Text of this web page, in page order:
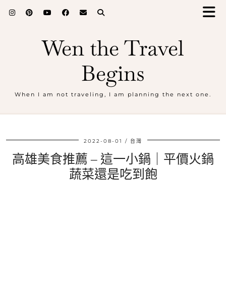
Wen the Travel
Begins
When I am not traveling, I am planning the next one.
2022-08-01 台灣
高雄美食推薦 – 這一小鍋｜平價火鍋
蔬菜還是吃到飽